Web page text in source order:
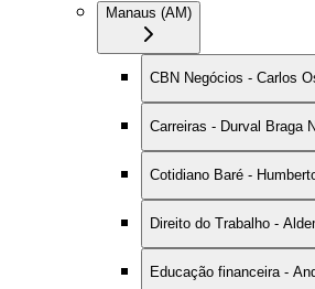
Manaus (AM)
CBN Negócios - Carlos
Carreiras - Durval Braga
Cotidiano Baré -
Direito do Trabalho -
Educação financeira -